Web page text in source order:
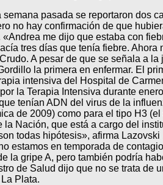
pasada se reportaron dos
no hay confirmación de que
me dijo que estaba con
tres días que tenía fiebre.
A pesar de que se señala a
la primera en enfermar. El
intensiva del Hospital de
la Terapia Intensiva durante
tenían ADN del virus de la
de 2009) como para el tipo H3
Nación, que está a cargo del
todas hipótesis», afirma
estamos en temporada de
la gripe A, pero también podría
de Salud dijo que no se trata de
Plata.